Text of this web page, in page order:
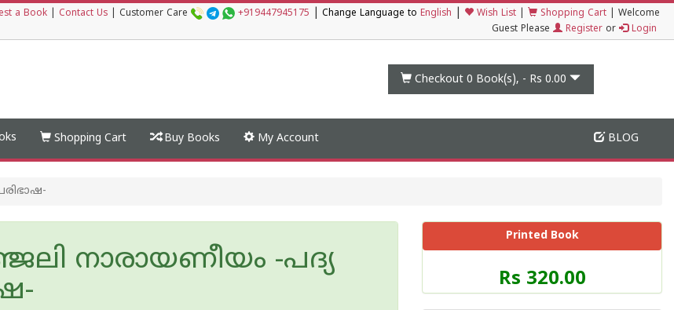
a Book Contact Us Customer Care +919447945175 Change Language to English Wish List Shopping Cart
Welcome
Guest Please
Register or Login
Checkout 0 Book(s), - Rs 0.00
Shopping Cart Buy Books My Account BLOG
നാരായണീയം -പദ്യ
Printed Book
Price
of
Rs 320.00